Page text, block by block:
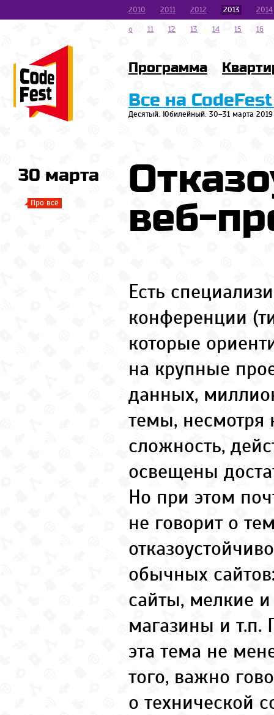
2010 2011 2012 2013
2014
o
11 12 13 14 15 16
Программа
Все на
Десятый. Юбилейный. 30–31 марта 2019
30 марта
Про всё
веб-
Есть
конференции
которые
на крупные
данных,
темы, несмотря
сложность,
освещены
Но при этом
не говорит о
обычных
сайты, мелкие
магазины и т.п.
эта тема не
того, важно
о технической